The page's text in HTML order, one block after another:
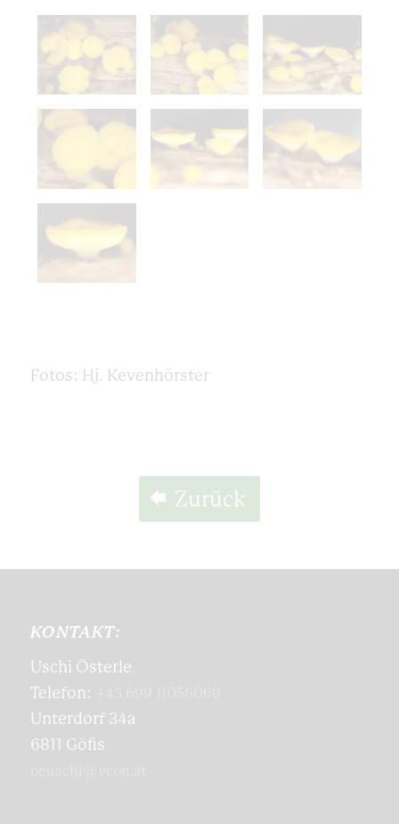
Fotos: Hj. Kevenhörster
Zurück
KONTAKT:
Uschi Österle
Telefon:
Unterdorf 34a
6811 Göfis